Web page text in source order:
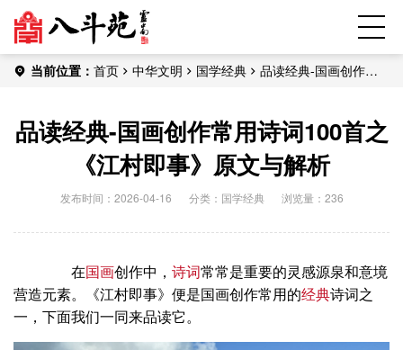
当前位置： 首页 中华文明 国学经典
品读经典-国画创作常
品读经典-国画创作常用诗词100首之
《江村即事》原文与解析
发布时间：2026-04-16 分类： 国学经典 浏览量：236
在国画创作中， 诗词常常是重要的灵感源泉和意境
营造元素。《江村即事》便是国画创作常用的经典诗词之
一，下面我们一同来品读它。